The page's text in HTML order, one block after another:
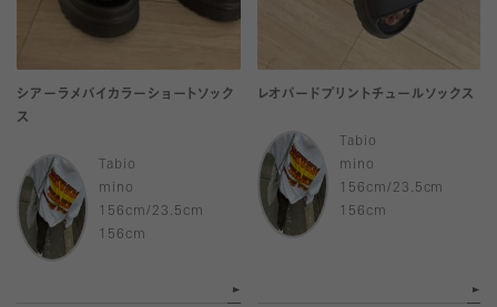
シアーラメバイカラーショートソック
ス
Tabio
mino
156cm/23.5cm
156cm
レオパードプリントチュールソックス
Tabio
mino
156cm/23.5cm
156cm